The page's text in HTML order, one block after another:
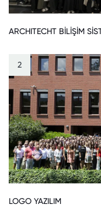
ARCHITECHT BİLİŞİM
2
LOGO YAZILIM